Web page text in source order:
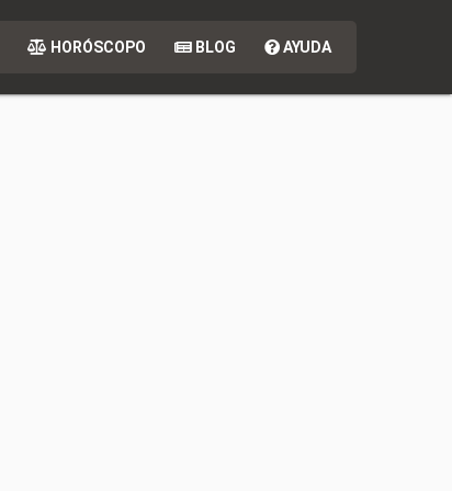
HORÓSCOPO BLOG AYUDA